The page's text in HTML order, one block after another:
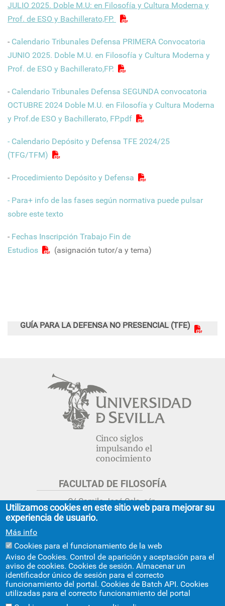
JULIO 2025. Doble M.U: en Filosofía y Cultura Moderna y
Prof. de ESO y Bachillerato,FP.
- Calendario Tribunales Defensa PRIMERA Convocatoria
JUNIO 2025. Doble M.U. en Filosofía y Cultura Moderna y
Prof. de ESO y Bachillerato,FP.
- Calendario Tribunales Defensa SEGUNDA convocatoria
OCTUBRE 2024 Doble M.U. en Filosofía y Cultura Moderna
y Prof.de ESO y Bachillerato, FP.pdf
- Calendario Depósito y Defensa TFE 2024/25
(TFG/TFM)
- Procedimiento Depósito y Defensa
- Para+ info de las fases según normativa puede pulsar
sobre este texto
- Fechas Inscripción Trabajo Fin de
Estudios
(asignación tutor/a y tema)
GUÍA PARA LA DEFENSA NO PRESENCIAL (TFE)
Cinco siglos
impulsando el
conocimiento
FACULTAD DE FILOSOFÍA
C/ Camilo José Cela, s/n.
Sevilla 41018.
adminfil@us.es
+info
GRADO ESTUDIOS ASIA ORIENTAL
Avda. Ciudad Jardín, 20-222
Centro Internacional de la US
asiaoriental@us.es
Utilizamos cookies en este sitio web para mejorar su
experiencia de usuario.
Más info
Cookies para el funcionamiento de la web
Aviso de Cookies. Control de aparición y aceptación para el
aviso de cookies. Cookies de sesión. Almacenar un
identificador único de sesión para el correcto
funcionamiento del portal. Cookies de Batch API. Cookies
utilizadas para el correcto funcionamiento del portal